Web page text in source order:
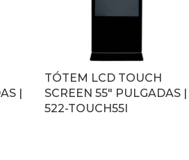
|
TÓTEM LCD TOUCH
SCREEN 55″ PULGADAS |
522-TOUCH55I